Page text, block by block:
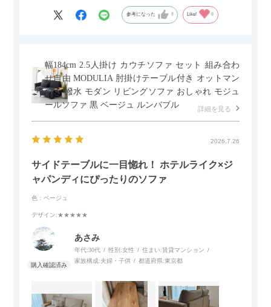
参考になった 0 Like! 0
幅184cm 2.5人掛け カウチソファ セット 組み合わ
せ自由 MODULIA 肘掛けテーブル付き オットマン
付き 撥水 モダン リビングソファ おしゃれ モジュ
ールソファ 黒 ベージュ ルンバブル
詳細を見る
2026.7.26
サイドテーブルに一目惚れ！ ホテルライク×ジ
ャパンディにぴったりのソファ
色：ベージュ
デザイン:★★★★★
あさみ
年代:30代 性別:女性 住まい:賃貸マンション
家族構成:夫婦・子供 都道府県:東京都